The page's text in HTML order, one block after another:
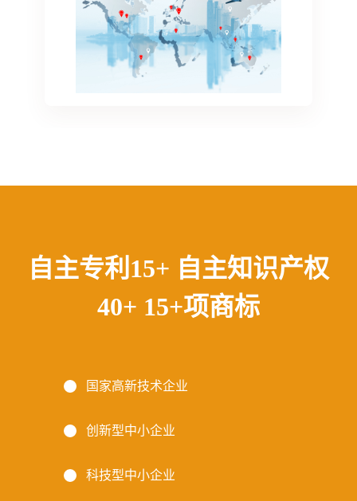
自主专利15+ 自主知识产权
40+ 15+项商标
国家高新技术企业
创新型中小企业
科技型中小企业